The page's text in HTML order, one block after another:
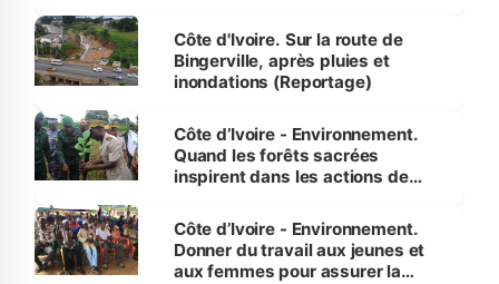
(Alassane Ouattara
Côte d'Ivoire. Sur la route de
Bingerville, après pluies et
inondations (Reportage)
Côte d’Ivoire - Environnement.
Quand les forêts sacrées
inspirent dans les actions de
Côte d’Ivoire - Environnement.
Donner du travail aux jeunes et
aux femmes pour assurer la